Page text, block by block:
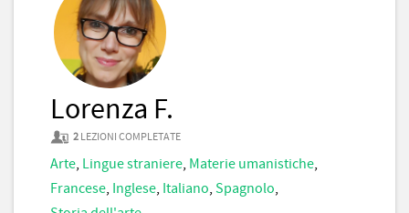
Lorenza F.
2 LEZIONI COMPLETATE
Arte, Lingue straniere, Materie umanistiche,
Francese, Inglese, Italiano, Spagnolo,